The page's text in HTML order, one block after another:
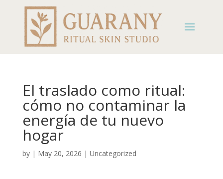
El traslado como ritual:
cómo no contaminar la
energía de tu nuevo
hogar
by | May 20, 2026 | Uncategorized